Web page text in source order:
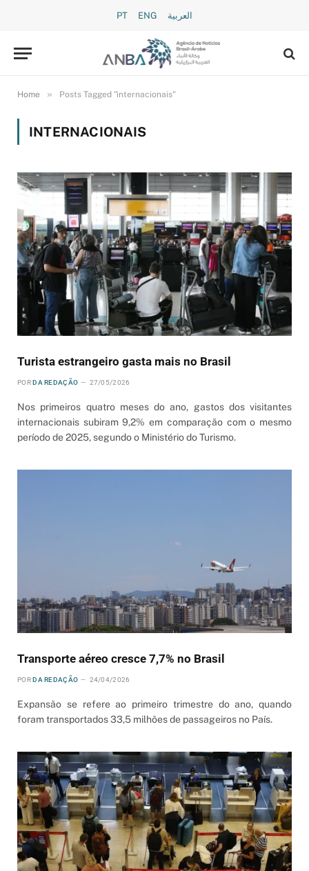
PT ENG العربية
Home » Posts Tagged "internacionais"
INTERNACIONAIS
Turista estrangeiro gasta mais no Brasil
POR DA REDAÇÃO 27/05/2026
Nos primeiros quatro meses do ano, gastos dos visitantes
internacionais subiram 9,2% em comparação com o mesmo
período de 2025, segundo o Ministério do Turismo.
Transporte aéreo cresce 7,7% no Brasil
POR DA REDAÇÃO 24/04/2026
Expansão se refere ao primeiro trimestre do ano, quando
foram transportados 33,5 milhões de passageiros no País.